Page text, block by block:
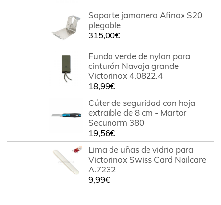
Soporte jamonero Afinox S20
plegable
315,00€
Funda verde de nylon para
cinturón Navaja grande
Victorinox 4.0822.4
18,99€
Cúter de seguridad con hoja
extraible de 8 cm - Martor
Secunorm 380
19,56€
Lima de uñas de vidrio para
Victorinox Swiss Card Nailcare
A.7232
9,99€